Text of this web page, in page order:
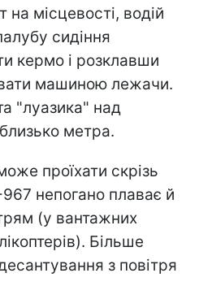
місцевості, водій
сидіння
кермо і розклавши
машиною лежачи.
"луазика" над
метра.
проїхати скрізь
непогано плаває й
(у вантажних
Більше
з повітря